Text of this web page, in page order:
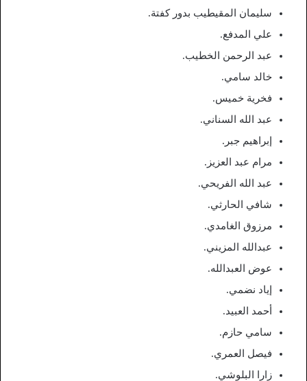
سليمان المقيطيب بدور كفتة.
علي المدفع.
عبد الرحمن الخطيب.
خالد سامي.
فخرية خميس.
عبد الله السناني.
إبراهيم جبر.
مرام عبد العزيز.
عبد الله الفريحي.
شافي الحارثي.
مرزوق الغامدي.
عبدالله المزيني.
عوض العبدالله.
إياد نضمي.
أحمد العبيد.
سامي حازم.
فيصل العمري.
زارا البلوشي.